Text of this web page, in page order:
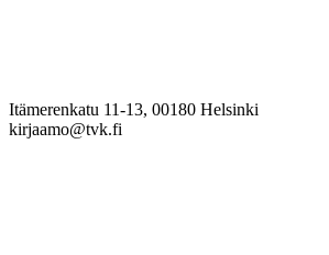
Itämerenkatu 11-13, 00180 Helsinki
kirjaamo@tvk.fi